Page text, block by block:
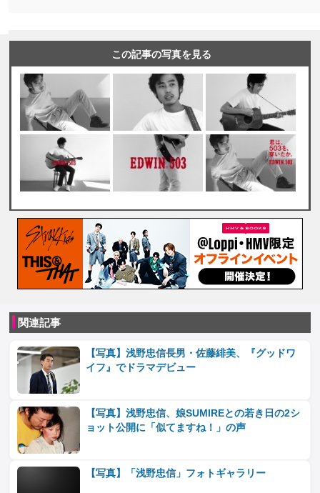
この記事の写真を見る
関連記事
【写真】浅野忠信長男・佐藤緋美、『グッドワ
イフ』でドラマデビュー
【写真】浅野忠信、娘SUMIREとの若き日の2シ
ョット公開に「似てますね！」の声
【写真】「浅野忠信」フォトギャラリー